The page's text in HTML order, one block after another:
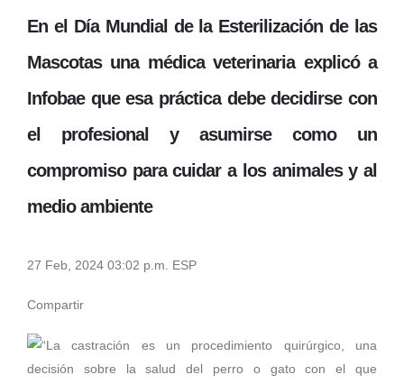
En el Día Mundial de la Esterilización de las
Mascotas una médica veterinaria explicó a
Infobae que esa práctica debe decidirse con
el profesional y asumirse como un
compromiso para cuidar a los animales y al
medio ambiente
27 Feb, 2024 03:02 p.m. ESP
Compartir